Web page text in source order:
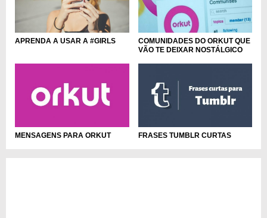
APRENDA A USAR A #GIRLS
COMUNIDADES DO ORKUT QUE
VÃO TE DEIXAR NOSTÁLGICO
MENSAGENS PARA ORKUT FRASES TUMBLR CURTAS